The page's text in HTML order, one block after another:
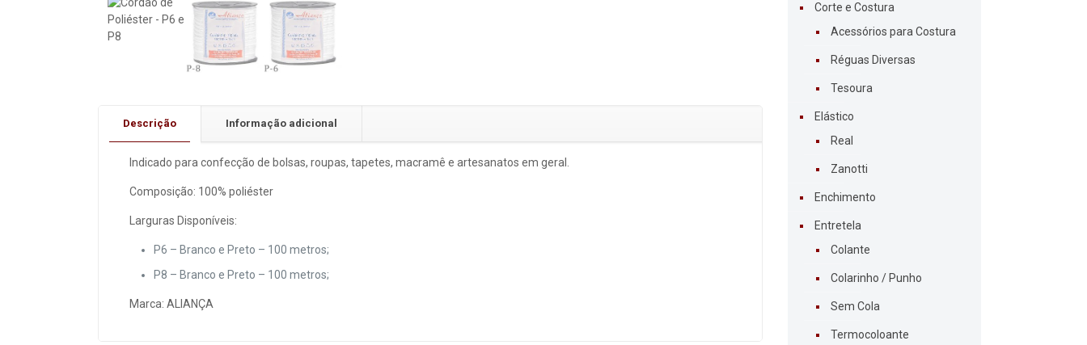
Descrição Informação adicional
Indicado para confecção de bolsas, roupas, tapetes, macramê e artesanatos em geral.
Composição: 100% poliéster
Larguras Disponíveis:
P6 – Branco e Preto – 100 metros;
P8 – Branco e Preto – 100 metros;
Marca: ALIANÇA
Corte e Costura
Acessórios para Costura
Réguas Diversas
Tesoura
Elástico
Real
Zanotti
Enchimento
Entretela
Colante
Colarinho / Punho
Sem Cola
Termocoloante